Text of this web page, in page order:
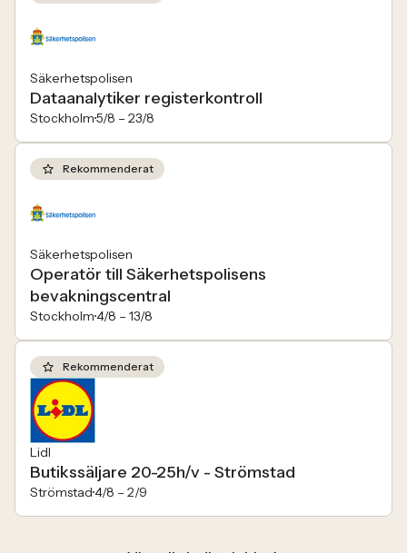
Säkerhetspolisen
Dataanalytiker registerkontroll
Stockholm5/8 – 23/8
Rekommenderat
Säkerhetspolisen
Operatör till Säkerhetspolisens
bevakningscentral
Stockholm4/8 – 13/8
Rekommenderat
Lidl
Butikssäljare 20-25h/v - Strömstad
Strömstad4/8 – 2/9